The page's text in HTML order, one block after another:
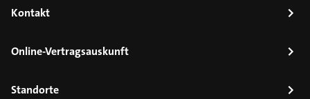
Kontakt
Online-Vertragsauskunft
Standorte